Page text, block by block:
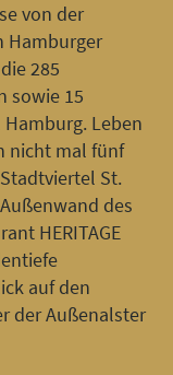
von der
Hamburger
285
sowie 15
Leben
nicht mal fünf
St.
des
HERITAGE
auf den
der Außenalster